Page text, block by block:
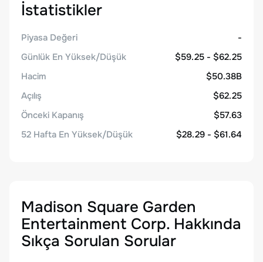
İstatistikler
Piyasa Değeri
-
Günlük En Yüksek/Düşük
$59.25 - $62.25
Hacim
$50.38B
Açılış
$62.25
Önceki Kapanış
$57.63
52 Hafta En Yüksek/Düşük
$28.29 - $61.64
Madison Square Garden
Entertainment Corp. Hakkında
Sıkça Sorulan Sorular